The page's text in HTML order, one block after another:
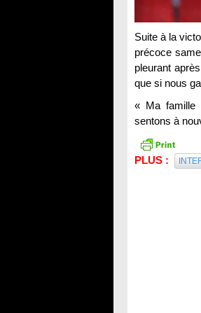
Suite à la
précoce
pleurant
que si nous
« Ma famille
sentons à
PLUS :